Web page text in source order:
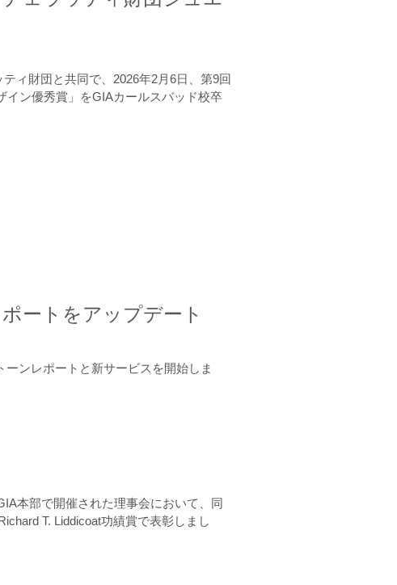
ィ財団と共同で、2026年2月6日、第9回
イン優秀賞」をGIAカールスバッド校卒
ートをアップデート
ンレポートと新サービスを開始しま
本部で開催された理事会において、同
T. Liddicoat功績賞で表彰しまし